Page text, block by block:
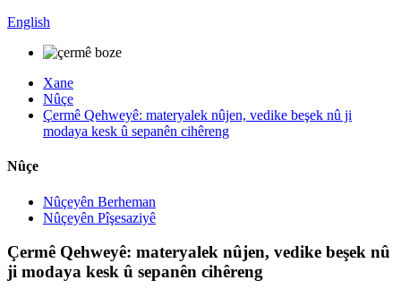
English
Xane
Nûçe
Çermê Qehweyê: materyalek nûjen, vedike beşek nû ji
modaya kesk û sepanên cihêreng
Nûçe
Nûçeyên Berheman
Nûçeyên Pîşesaziyê
Çermê Qehweyê: materyalek nûjen, vedike beşek nû
ji modaya kesk û sepanên cihêreng